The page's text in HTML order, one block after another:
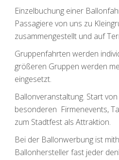
Einzelbuchung einer
Passagiere von uns zu
zusammengestellt und auf
Gruppenfahrten werden
größeren Gruppen werden
eingesetzt.
Ballonveranstaltung. Start
besonderen Firmenevents,
zum Stadtfest als Attraktion.
Bei der Ballonwerbung ist
Ballonhersteller fast jeder